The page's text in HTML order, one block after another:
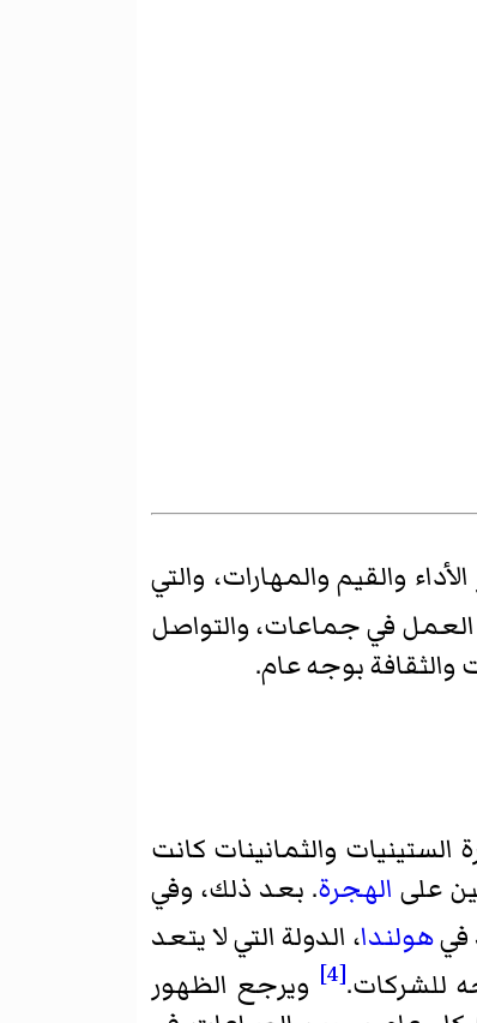
والقيم والمهارات، والتي
في جماعات، والتواصل
بوجه عام.
الستينيات والثمانينات كانت
على الهجرة. بعد ذلك، وفي
فيهولندا، الدولة التي لا يتعد
[4]
ويرجع الظهور